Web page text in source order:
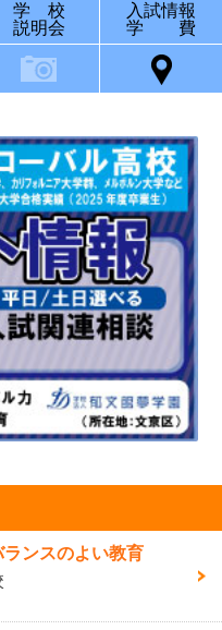
学 校
説明会
入試情報
学 費
ンスのよい教育